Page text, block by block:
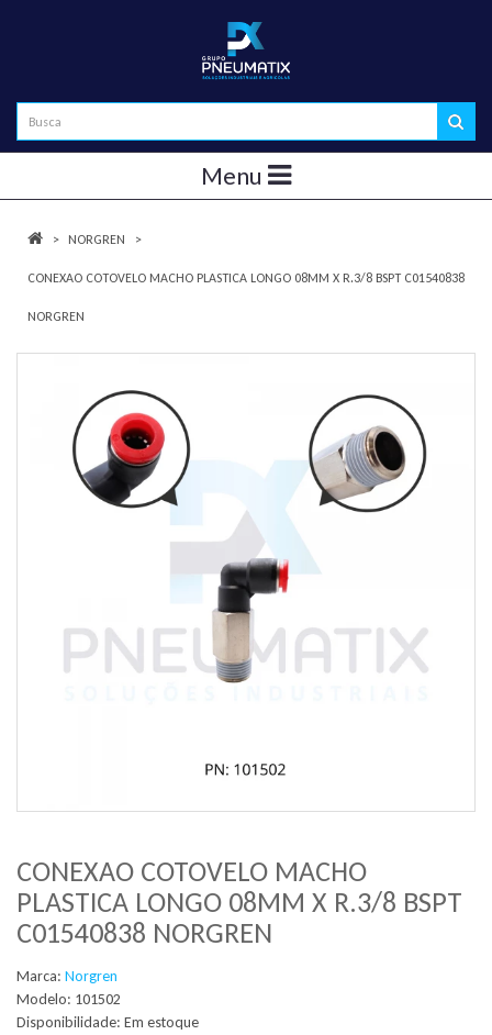
Menu
NORGREN
CONEXAO COTOVELO MACHO PLASTICA LONGO 08MM X R.3/8 BSPT C01540838
NORGREN
CONEXAO COTOVELO MACHO
PLASTICA LONGO 08MM X R.3/8 BSPT
C01540838 NORGREN
Marca: Norgren
Modelo: 101502
Disponibilidade: Em estoque